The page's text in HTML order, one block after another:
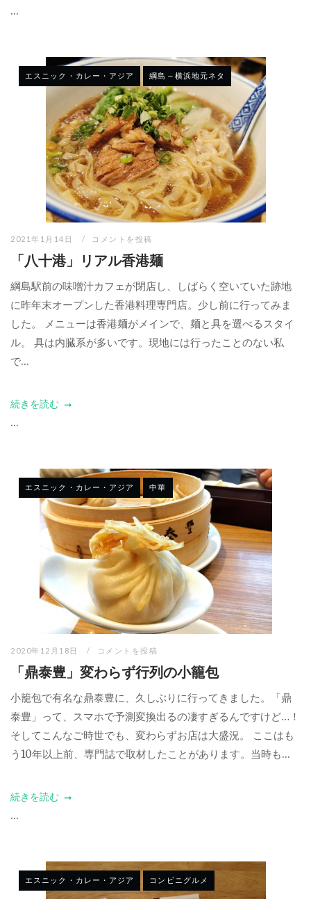
...
エスニック・カレー・アジア 綱島～横浜地元ネタ
2021年1月14日 コメントを投稿
「八十港」リアル香港麺
綱島駅前の味噌汁カフェが閉店し、しばらく空いていた跡地
に昨年末オープンした香港料理専門店。少し前に行ってみま
した。 メニューは香港麺がメインで、麺と具を選べるスタイ
ル。 具は内臓系が多いです。現地には行ったことのない私
で...
続きを読む
...
エスニック・カレー・アジア 中華
2020年12月18日 コメントを投稿
「鼎泰豊」変わらず行列の小籠包
小籠包で有名な鼎泰豊に、久しぶりに行ってきました。「鼎
泰豊」って、スマホで予測変換出るの凄すぎるんですけど…！
そしてこんなご時世でも、変わらずお店は大盛況。 ここはも
う10年以上前、専門誌で取材したことがあります。当時も...
続きを読む
...
エスニック・カレー・アジア コンビニグルメ